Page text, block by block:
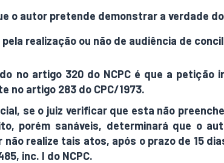
o autor pretende demonstrar a verdade
realização ou não de audiência de
no artigo 320 do NCPC é que a
no artigo 283 do CPC/1973.
se o juiz verificar que esta não
porém sanáveis, determinará que o
não realize tais atos, após o prazo de 15
inc. I do NCPC.